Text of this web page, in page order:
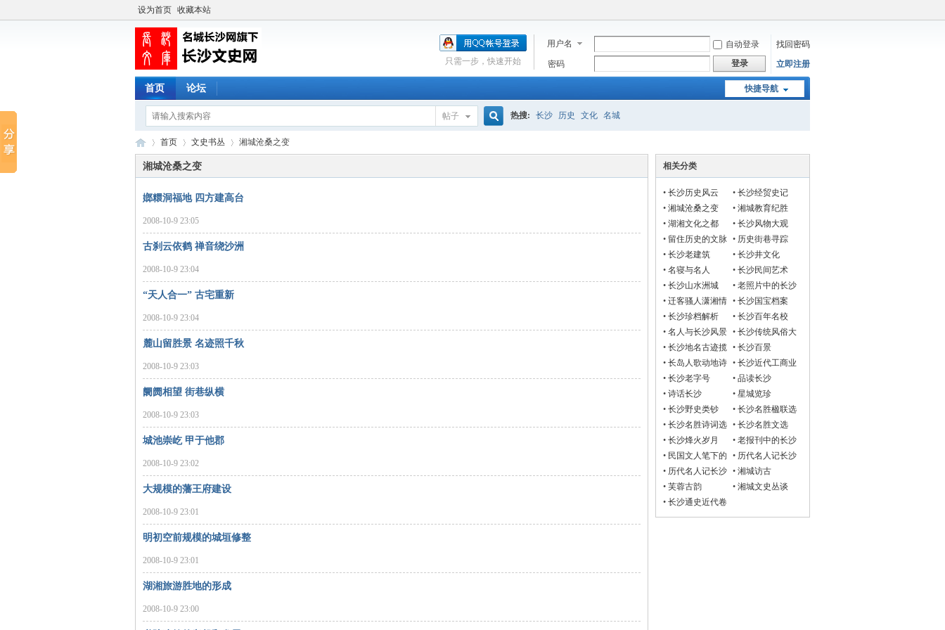
设为首页 收藏本站
用户名 自动登录
找回密码
密码
登录 立即注册
只需一步，快速开始
快捷导航
首页 论坛
帖子 热搜: 长沙 历史 文化 名城
长
库
›
首页
›
文史书丛
›
湘城沧桑之变
湘城沧桑之变
嫏糫洞福地 四方建高台
2008-10-9 23:05
古刹云依鹤 禅音绕沙洲
2008-10-9 23:04
“天人合一” 古宅重新
2008-10-9 23:04
麓山留胜景 名迹照千秋
2008-10-9 23:03
阛阓相望 街巷纵横
2008-10-9 23:03
城池崇屹 甲于他郡
2008-10-9 23:02
大规模的藩王府建设
2008-10-9 23:01
明初空前规模的城垣修整
2008-10-9 23:01
湖湘旅游胜地的形成
2008-10-9 23:00
相关分类
• 长沙历史风云 • 长沙经贸史记
• 湘城沧桑之变 • 湘城教育纪胜
• 湖湘文化之都 • 长沙风物大观
• 留住历史的文脉 • 历史街巷寻踪
• 长沙老建筑 • 长沙井文化
• 名寝与名人 • 长沙民间艺术
• 长沙山水洲城 • 老照片中的长沙
• 迁客骚人潇湘情 • 长沙国宝档案
• 长沙珍档解析 • 长沙百年名校
• 名人与长沙风景 • 长沙传统风俗大
观
• 长沙地名古迹揽
胜
• 长沙百景
• 长岛人歌动地诗 • 长沙近代工商业
• 长沙老字号 • 品读长沙
• 诗话长沙 • 星城览珍
• 长沙野史类钞 • 长沙名胜楹联选
• 长沙名胜诗词选 • 长沙名胜文选
• 长沙烽火岁月 • 老报刊中的长沙
• 民国文人笔下的
长沙
• 历代名人记长沙
诗词选
• 历代名人记长沙
文选
• 湘城访古
• 芙蓉古韵 • 湘城文史丛谈
• 长沙通史近代卷